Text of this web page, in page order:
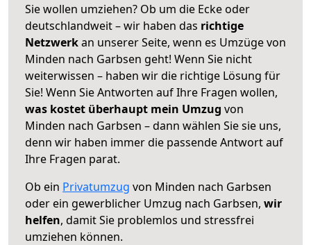
Sie wollen umziehen? Ob um die Ecke oder
deutschlandweit – wir haben das richtige
Netzwerkan unserer Seite, wenn es Umzüge von
Minden nach Garbsen geht! Wenn Sie nicht
weiterwissen – haben wir die richtige Lösung für
Sie! Wenn Sie Antworten auf Ihre Fragen wollen,
was kostet überhaupt mein Umzug von
Minden nach Garbsen – dann wählen Sie sie uns,
denn wir haben immer die passende Antwort auf
Ihre Fragen parat.
Ob ein Privatumzug von Minden nach Garbsen
oder ein gewerblicher Umzug nach Garbsen, wir
helfen, damit Sie problemlos und stressfrei
umziehen können.